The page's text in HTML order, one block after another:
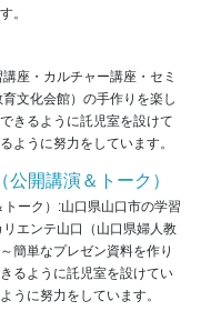
。
座・カルチャー講座・セミ
文化会館）の手作りを楽し
きるように託児室を設けて
ように努力をしています。
開講演＆トーク）
ーク）:山口県山口市の学習
エンテ山口（山口県婦人教
簡単なプレゼン資料を作り
るように託児室を設けてい
うに努力をしています。